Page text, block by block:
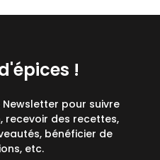
!
pour suivre
recevoir des recettes,
bénéficier de
etc.